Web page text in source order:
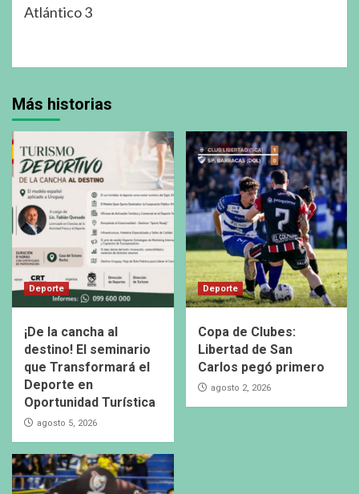
Atlántico 3
Más historias
Deporte
¡De la cancha al
destino! El seminario
que Transformará el
Deporte en
Oportunidad Turística
agosto 5, 2026
Deporte
Copa de Clubes:
Libertad de San
Carlos pegó primero
agosto 2, 2026